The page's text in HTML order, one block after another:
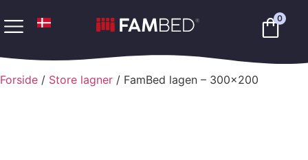
0
Forside / Store lagner / FamBed lagen – 300×200